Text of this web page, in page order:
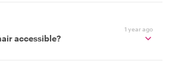
1 year ago
accessible?